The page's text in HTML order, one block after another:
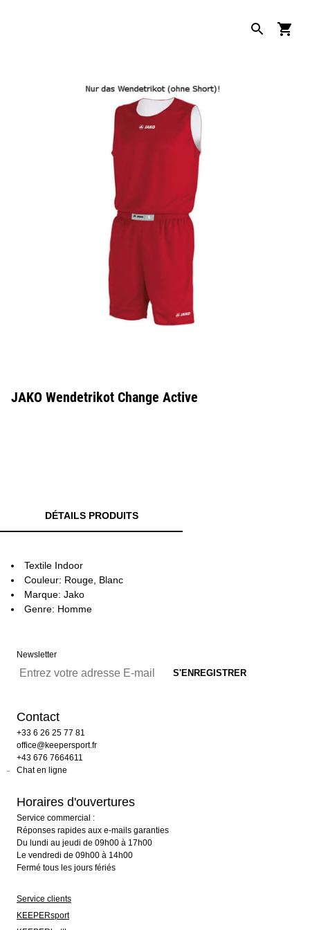
JAKO Wendetrikot Change Active
DÉTAILS PRODUITS
Textile Indoor
Couleur: Rouge, Blanc
Marque: Jako
Genre: Homme
Newsletter
Contact
+33 6 26 25 77 81
office@keepersport.fr
+43 676 7664611
Chat en ligne
Horaires d'ouvertures
Service commercial :
Réponses rapides aux e-mails garanties
Du lundi au jeudi de 09h00 à 17h00
Le vendredi de 09h00 à 14h00
Fermé tous les jours fériés
Service clients
KEEPERsport